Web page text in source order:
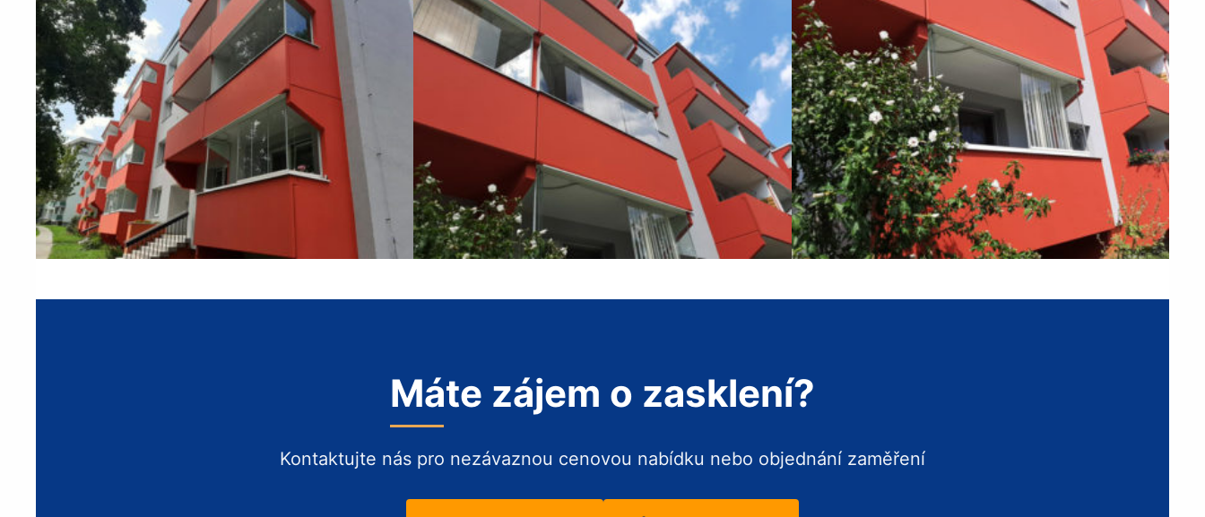
Máte zájem o zasklení?
Kontaktujte nás pro nezávaznou cenovou nabídku nebo objednání zaměření